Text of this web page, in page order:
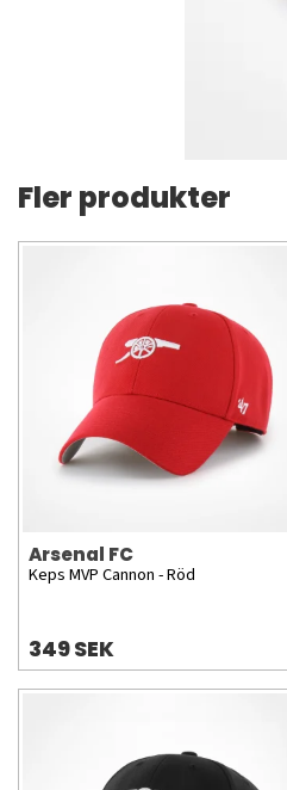
Fler produkter
Arsenal FC
Keps MVP Cannon - Röd
349 SEK